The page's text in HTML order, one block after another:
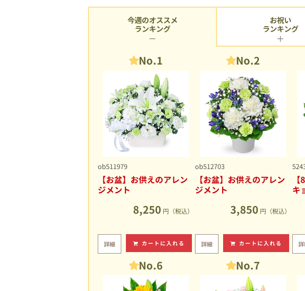
今週のオススメ
ランキング
No.1
ob511979
【お盆】お供えのアレン
ジメント
8,250 円（税込）
詳細 カートに入れる
No.2
ob512703
【お盆】お供えのアレン
ジメント
3,850 円（税込）
詳細 カートに入れる
キ
No.6 No.7
お祝い
ランキング